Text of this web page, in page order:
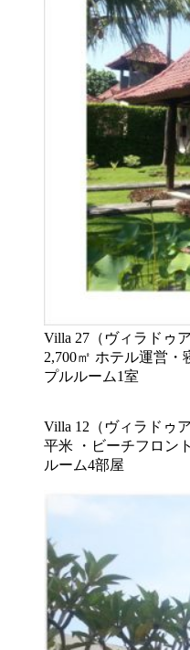
Villa 27（ヴィラドゥ
2,700㎡ ホテル運営
プルルーム1室
Villa 12（ヴィラドゥ
平米 ・ビーチフロン
ルーム4部屋